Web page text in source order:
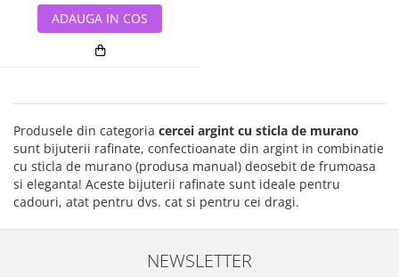
ADAUGA IN COS
Produsele din categoria cercei argint cu sticla de murano
sunt bijuterii rafinate, confectioanate din argint in combinatie
cu sticla de murano (produsa manual) deosebit de frumoasa
si eleganta! Aceste bijuterii rafinate sunt ideale pentru
cadouri, atat pentru dvs. cat si pentru cei dragi.
NEWSLETTER